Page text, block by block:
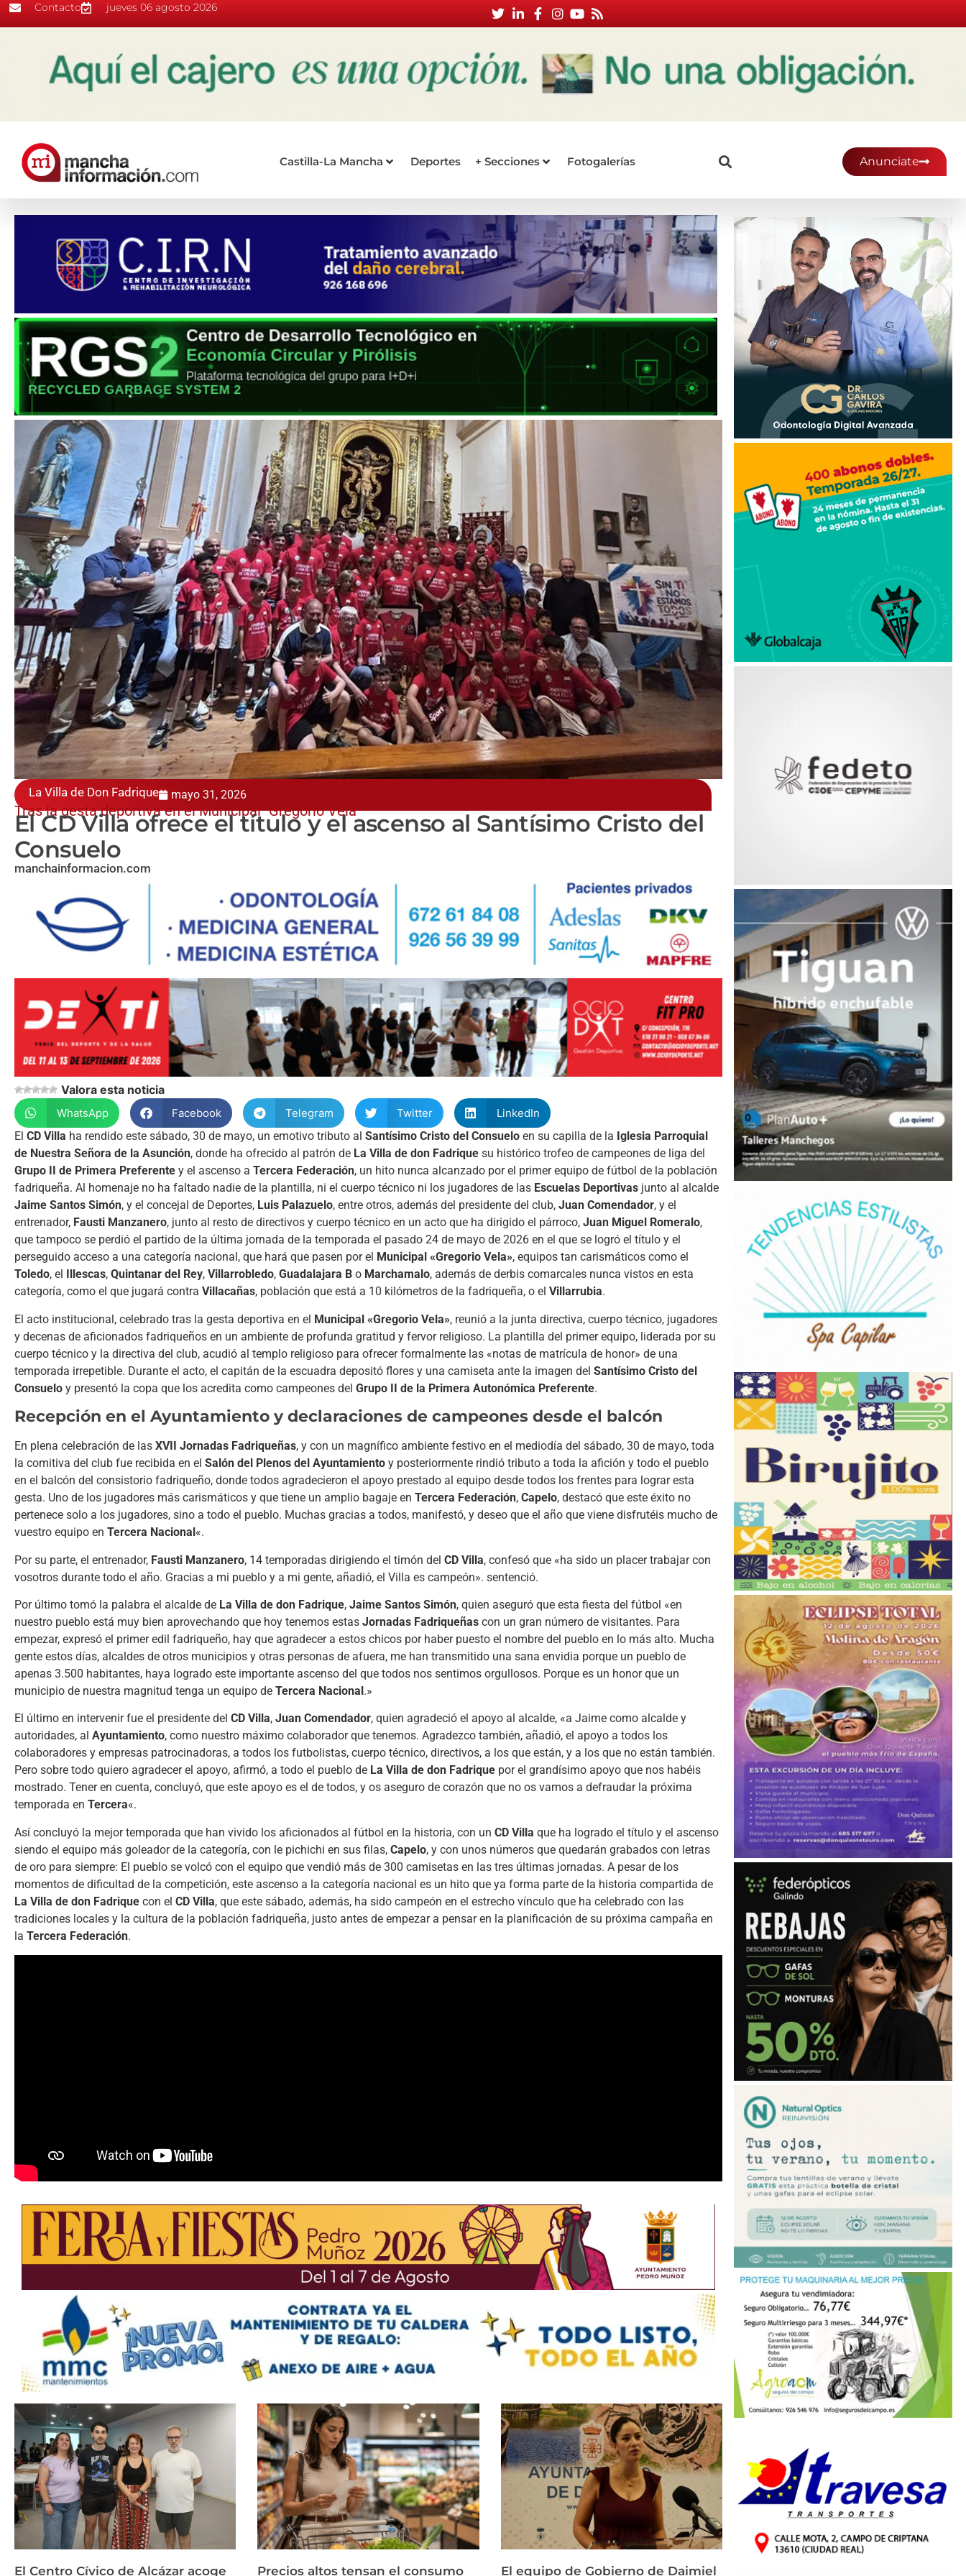
Contacto jueves 06 agosto 2026
Castilla-La Mancha Deportes + Secciones Fotogalerías Anunciate
La Villa de Don Fadrique mayo 31, 2026
Tras la gesta deportiva en el Municipal "Gregorio Vela"
El CD Villa ofrece el título y el ascenso al Santísimo Cristo del
Consuelo
manchainformacion.com
Valora esta noticia
WhatsApp Facebook Telegram Twitter
LinkedIn
El CD Villa ha rendido este sábado, 30 de mayo, un emotivo tributo al Santísimo Cristo del Consuelo en su capilla de la Iglesia Parroquial
de Nuestra Señora de la Asunción, donde ha ofrecido al patrón de La Villa de don Fadrique su histórico trofeo de campeones de liga del
Grupo II de Primera Preferente y el ascenso a Tercera Federación, un hito nunca alcanzado por el primer equipo de fútbol de la población
fadriqueña. Al homenaje no ha faltado nadie de la plantilla, ni el cuerpo técnico ni los jugadores de las Escuelas Deportivas junto al alcalde
Jaime Santos Simón, y el concejal de Deportes, Luis Palazuelo, entre otros, además del presidente del club, Juan Comendador, y el
entrenador, Fausti Manzanero, junto al resto de directivos y cuerpo técnico en un acto que ha dirigido el párroco, Juan Miguel Romeralo,
que tampoco se perdió el partido de la última jornada de la temporada el pasado 24 de mayo de 2026 en el que se logró el título y el
perseguido acceso a una categoría nacional, que hará que pasen por el Municipal «Gregorio Vela», equipos tan carismáticos como el
Toledo, el Illescas, Quintanar del Rey, Villarrobledo, Guadalajara B o Marchamalo, además de derbis comarcales nunca vistos en esta
categoría, como el que jugará contra Villacañas, población que está a 10 kilómetros de la fadriqueña, o el Villarrubia.
El acto institucional, celebrado tras la gesta deportiva en el Municipal «Gregorio Vela», reunió a la junta directiva, cuerpo técnico, jugadores
y decenas de aficionados fadriqueños en un ambiente de profunda gratitud y fervor religioso. La plantilla del primer equipo, liderada por su
cuerpo técnico y la directiva del club, acudió al templo religioso para ofrecer formalmente las «notas de matrícula de honor» de una
temporada irrepetible. Durante el acto, el capitán de la escuadra depositó flores y una camiseta ante la imagen del Santísimo Cristo del
Consuelo y presentó la copa que los acredita como campeones del Grupo II de la Primera Autonómica Preferente.
Recepción en el Ayuntamiento y declaraciones de campeones desde el balcón
En plena celebración de las XVII Jornadas Fadriqueñas, y con un magnífico ambiente festivo en el mediodía del sábado, 30 de mayo, toda
la comitiva del club fue recibida en el Salón del Plenos del Ayuntamiento y posteriormente rindió tributo a toda la afición y todo el pueblo
en el balcón del consistorio fadriqueño, donde todos agradecieron el apoyo prestado al equipo desde todos los frentes para lograr esta
gesta. Uno de los jugadores más carismáticos y que tiene un amplio bagaje en Tercera Federación, Capelo, destacó que este éxito no
pertenece solo a los jugadores, sino a todo el pueblo. Muchas gracias a todos, manifestó, y deseo que el año que viene disfrutéis mucho de
vuestro equipo en Tercera Nacional «.
Por su parte, el entrenador, Fausti Manzanero, 14 temporadas dirigiendo el timón del CD Villa, confesó que «ha sido un placer trabajar con
vosotros durante todo el año. Gracias a mi pueblo y a mi gente, añadió, el Villa es campeón». sentenció.
Por último tomó la palabra el alcalde de La Villa de don Fadrique, Jaime Santos Simón, quien aseguró que esta fiesta del fútbol «en
nuestro pueblo está muy bien aprovechando que hoy tenemos estas Jornadas Fadriqueñas con un gran número de visitantes. Para
empezar, expresó el primer edil fadriqueño, hay que agradecer a estos chicos por haber puesto el nombre del pueblo en lo más alto. Mucha
gente estos días, alcaldes de otros municipios y otras personas de afuera, me han transmitido una sana envidia porque un pueblo de
apenas 3.500 habitantes, haya logrado este importante ascenso del que todos nos sentimos orgullosos. Porque es un honor que un
municipio de nuestra magnitud tenga un equipo de Tercera Nacional.»
El último en intervenir fue el presidente del CD Villa, Juan Comendador, quien agradeció el apoyo al alcalde, «a Jaime como alcalde y
autoridades, al Ayuntamiento, como nuestro máximo colaborador que tenemos. Agradezco también, añadió, el apoyo a todos los
colaboradores y empresas patrocinadoras, a todos los futbolistas, cuerpo técnico, directivos, a los que están, y a los que no están también.
Pero sobre todo quiero agradecer el apoyo, afirmó, a todo el pueblo de La Villa de don Fadrique por el grandísimo apoyo que nos habéis
mostrado. Tener en cuenta, concluyó, que este apoyo es el de todos, y os aseguro de corazón que no os vamos a defraudar la próxima
temporada en Tercera«.
Así concluyó la mejor temporada que han vivido los aficionados al fútbol en la historia, con un CD Villa que ha logrado el título y el ascenso
siendo el equipo más goleador de la categoría, con le pichichi en sus filas, Capelo, y con unos números que quedarán grabados con letras
de oro para siempre: El pueblo se volcó con el equipo que vendió más de 300 camisetas en las tres últimas jornadas. A pesar de los
momentos de dificultad de la competición, este ascenso a la categoría nacional es un hito que ya forma parte de la historia compartida de
La Villa de don Fadrique con el CD Villa, que este sábado, además, ha sido campeón en el estrecho vínculo que ha celebrado con las
tradiciones locales y la cultura de la población fadriqueña, justo antes de empezar a pensar en la planificación de su próxima campaña en
la Tercera Federación.
El Centro Cívico de Alcázar acoge Precios altos tensan el consumo El equipo de Gobierno de Daimiel